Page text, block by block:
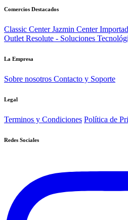
Comercios Destacados
Classic CenterJazmin Center
OutletResolute - Soluciones
La Empresa
Sobre nosotros Contacto y Soporte
Legal
Terminos y Condiciones Política de
Redes Sociales